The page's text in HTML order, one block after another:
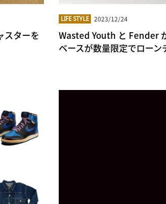
スターを
LIFE STYLE 2023/12/24
Wasted Youth と Fender
ベースが数量限定でローン